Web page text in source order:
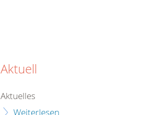
Aktuell
Aktuelles
Weiterlesen